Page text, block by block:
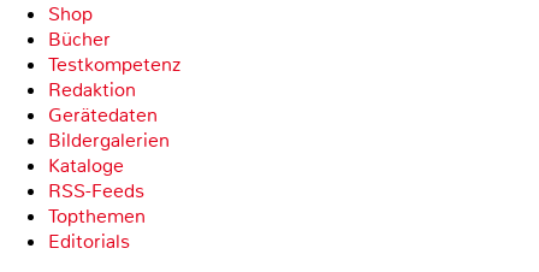
Shop
Bücher
Testkompetenz
Redaktion
Gerätedaten
Bildergalerien
Kataloge
RSS-Feeds
Topthemen
Editorials